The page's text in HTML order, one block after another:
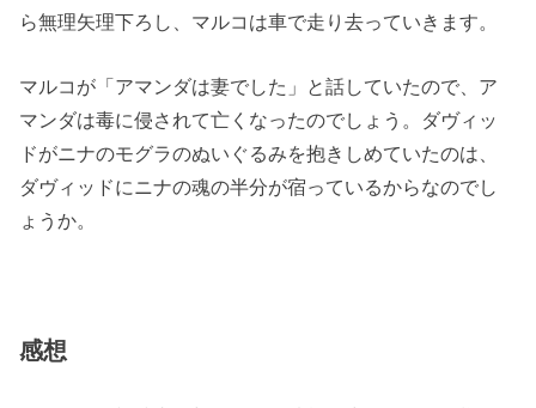
ら無理矢理下ろし、マルコは車で走り去っていきます。
マルコが「アマンダは妻でした」と話していたので、ア
マンダは毒に侵されて亡くなったのでしょう。ダヴィッ
ドがニナのモグラのぬいぐるみを抱きしめていたのは、
ダヴィッドにニナの魂の半分が宿っているからなのでし
ょうか。
感想